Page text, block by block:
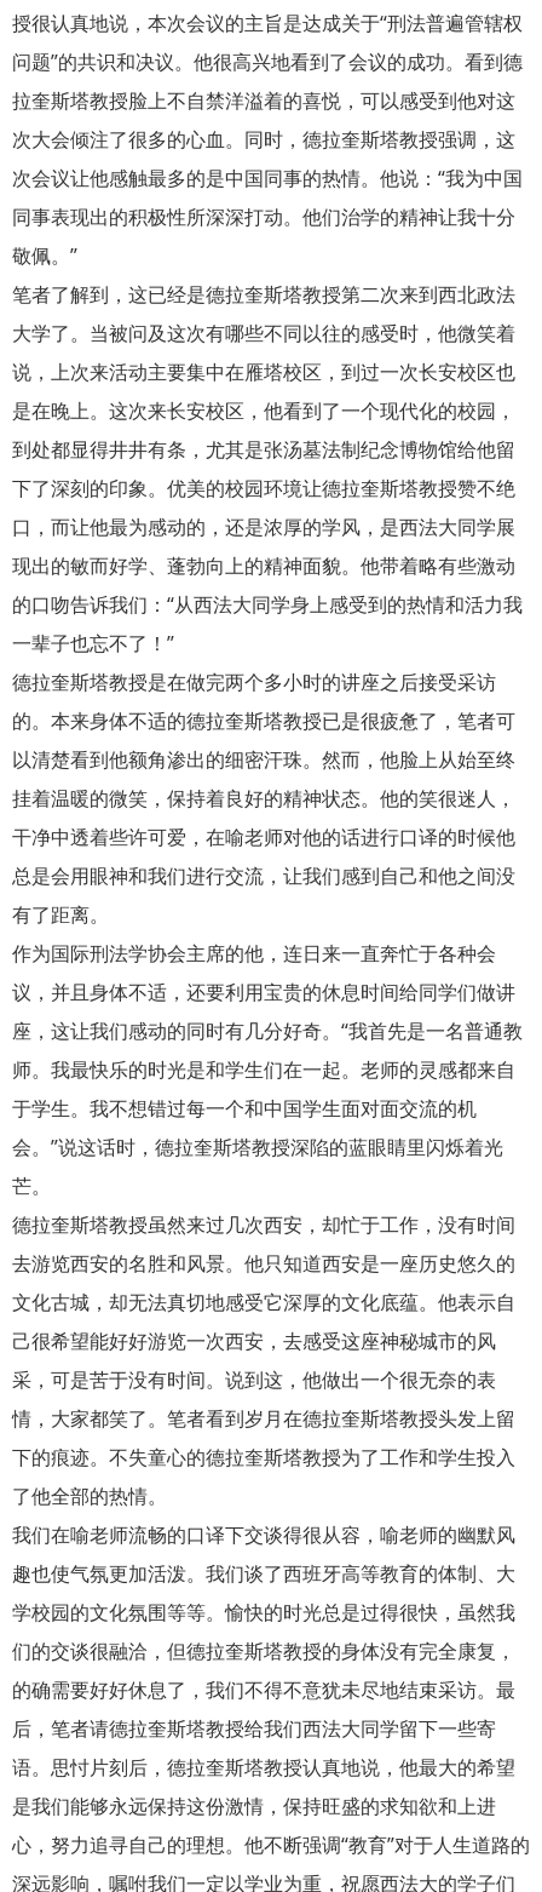
授很认真地说，本次会议的主旨是达成关于“刑法普遍管辖权
问题”的共识和决议。他很高兴地看到了会议的成功。看到德
拉奎斯塔教授脸上不自禁洋溢着的喜悦，可以感受到他对这
次大会倾注了很多的心血。同时，德拉奎斯塔教授强调，这
次会议让他感触最多的是中国同事的热情。他说：“我为中国
同事表现出的积极性所深深打动。他们治学的精神让我十分
敬佩。”
笔者了解到，这已经是德拉奎斯塔教授第二次来到西北政法
大学了。当被问及这次有哪些不同以往的感受时，他微笑着
说，上次来活动主要集中在雁塔校区，到过一次长安校区也
是在晚上。这次来长安校区，他看到了一个现代化的校园，
到处都显得井井有条，尤其是张汤墓法制纪念博物馆给他留
下了深刻的印象。优美的校园环境让德拉奎斯塔教授赞不绝
口，而让他最为感动的，还是浓厚的学风，是西法大同学展
现出的敏而好学、蓬勃向上的精神面貌。他带着略有些激动
的口吻告诉我们：“从西法大同学身上感受到的热情和活力我
一辈子也忘不了！”
德拉奎斯塔教授是在做完两个多小时的讲座之后接受采访
的。本来身体不适的德拉奎斯塔教授已是很疲惫了，笔者可
以清楚看到他额角渗出的细密汗珠。然而，他脸上从始至终
挂着温暖的微笑，保持着良好的精神状态。他的笑很迷人，
干净中透着些许可爱，在喻老师对他的话进行口译的时候他
总是会用眼神和我们进行交流，让我们感到自己和他之间没
有了距离。
作为国际刑法学协会主席的他，连日来一直奔忙于各种会
议，并且身体不适，还要利用宝贵的休息时间给同学们做讲
座，这让我们感动的同时有几分好奇。“我首先是一名普通教
师。我最快乐的时光是和学生们在一起。老师的灵感都来自
于学生。我不想错过每一个和中国学生面对面交流的机
会。”说这话时，德拉奎斯塔教授深陷的蓝眼睛里闪烁着光
芒。
德拉奎斯塔教授虽然来过几次西安，却忙于工作，没有时间
去游览西安的名胜和风景。他只知道西安是一座历史悠久的
文化古城，却无法真切地感受它深厚的文化底蕴。他表示自
己很希望能好好游览一次西安，去感受这座神秘城市的风
采，可是苦于没有时间。说到这，他做出一个很无奈的表
情，大家都笑了。笔者看到岁月在德拉奎斯塔教授头发上留
下的痕迹。不失童心的德拉奎斯塔教授为了工作和学生投入
了他全部的热情。
我们在喻老师流畅的口译下交谈得很从容，喻老师的幽默风
趣也使气氛更加活泼。我们谈了西班牙高等教育的体制、大
学校园的文化氛围等等。愉快的时光总是过得很快，虽然我
们的交谈很融洽，但德拉奎斯塔教授的身体没有完全康复，
的确需要好好休息了，我们不得不意犹未尽地结束采访。最
后，笔者请德拉奎斯塔教授给我们西法大同学留下一些寄
语。思忖片刻后，德拉奎斯塔教授认真地说，他最大的希望
是我们能够永远保持这份激情，保持旺盛的求知欲和上进
心，努力追寻自己的理想。他不断强调“教育”对于人生道路的
深远影响，嘱咐我们一定以学业为重，祝愿西法大的学子们